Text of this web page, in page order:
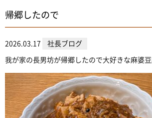
帰郷したので
2026.03.17 社長ブログ
我が家の長男坊が帰郷したので大好きな麻婆豆